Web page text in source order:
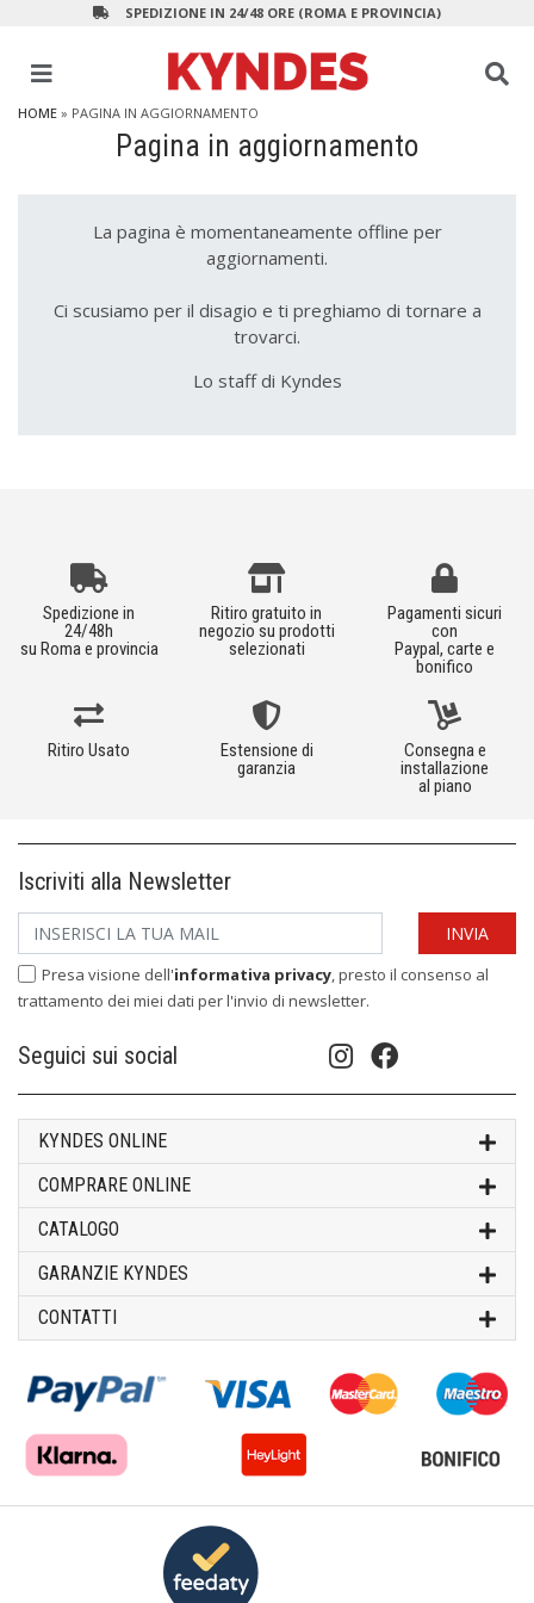
SPEDIZIONE IN 24/48 ORE (ROMA E PROVINCIA)
HOME » PAGINA IN AGGIORNAMENTO
Pagina in aggiornamento
La pagina è momentaneamente offline per
aggiornamenti.
Ci scusiamo per il disagio e ti preghiamo di tornare a
trovarci.
Lo staff di Kyndes
Spedizione in
24/48h
su Roma e provincia
Ritiro gratuito in
negozio su prodotti
selezionati
Pagamenti sicuri
con
Paypal, carte e
bonifico
Ritiro Usato
Estensione di
garanzia
Consegna e
installazione
al piano
Iscriviti alla Newsletter
Presa visione dell'informativa privacy, presto il consenso al
trattamento dei miei dati per l'invio di newsletter.
Seguici sui social
KYNDES ONLINE
COMPRARE ONLINE
CATALOGO
GARANZIE KYNDES
CONTATTI